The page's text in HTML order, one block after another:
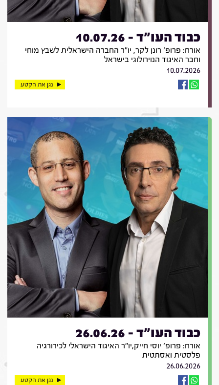
כבוד העו"ד - 10.07.26
אורח: פרופ' רונן לקר, יו"ר החברה הישראלית לשבץ מוחי
וחבר האיגוד הנוירולוגי בישראל
10.07.2026
נגן את הקטע
כבוד העו"ד - 26.06.26
אורח: פרופ' יוסי חייק,יו"ר האיגוד הישראלי לכירורגיה
פלסטית ואסתטית
26.06.2026
נגן את הקטע